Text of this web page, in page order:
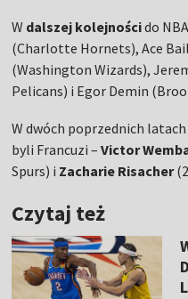
W dalszej kolejnoścido
(Charlotte Hornets), Ace
(Washington Wizards),
Pelicans) i Egor Demin
W dwóch poprzednich
byli Francuzi –Victor
Spurs) i Zacharie Risacher
Czytaj też